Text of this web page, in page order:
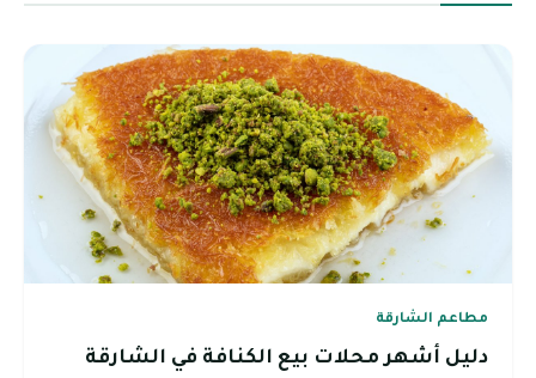
مطاعم الشارقة
دليل أشهر محلات بيع الكنافة في الشارقة